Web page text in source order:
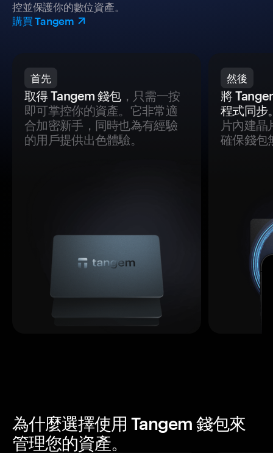
控並保護你的數位資產。
購買 Tangem
首先
取得 Tangem 錢包，只需一按
即可掌控你的資產。它非常適
合加密新手，同時也為有經驗
的用戶提供出色體驗。
然後
將
程式同步
片內建晶
確保錢包
為什麼選擇使用 Tangem 錢包來
管理您的資產。